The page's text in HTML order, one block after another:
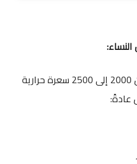
الرجل العادي يحتاج تقريباً ما بين 2000 إلى 2500 سعرة حرارية
عادةً: